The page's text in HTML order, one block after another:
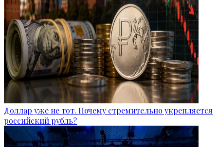
Доллар уже не тот. Почему стремительно укрепляется
российский рубль?